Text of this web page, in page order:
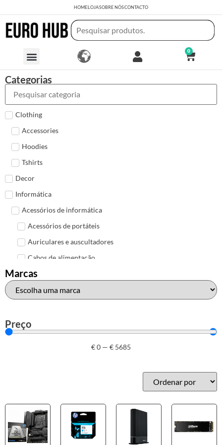
HOMELOJASOBRE NÓSCONTACTO
0
Categorias
Clothing
Accessories
Hoodies
Tshirts
Decor
Informática
Acessórios de informática
Acessórios de portáteis
Auriculares e auscultadores
Cabos de alimentação
Colunas de Som
Hubs
Mais acessórios USB
HP
Outros acessórios de informática
Marcas
Preço
€0 — € 5685